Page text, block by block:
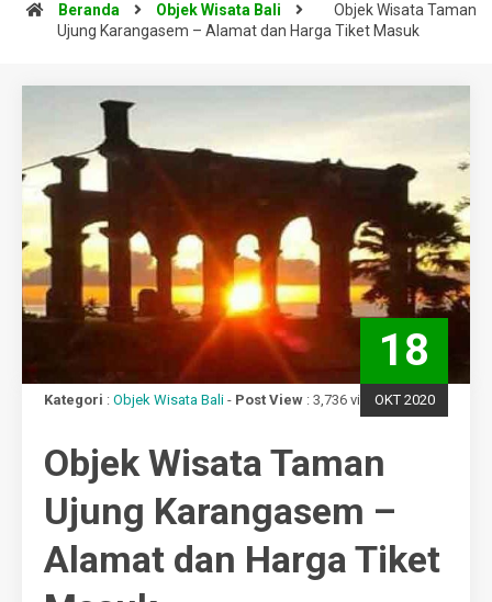
Beranda Objek Wisata Bali
Objek Wisata Taman
Ujung Karangasem – Alamat dan Harga Tiket Masuk
Kategori : Objek Wisata Bali - Post View : 3,736 views
18
OKT 2020
Objek Wisata Taman
Ujung Karangasem –
Alamat dan Harga Tiket